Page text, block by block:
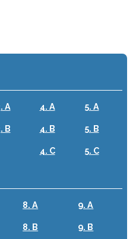
A
B
4. A
4. B
4. C
5. A
5. B
5. C
8. A
8. B
9. A
9. B